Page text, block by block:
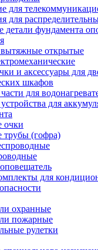
для
для
детали фундамента
вытяжные открытые
и аксессуары для
шкафов
для
для
очки
трубы (гофра)
для
охранные
пожарные
рулетки